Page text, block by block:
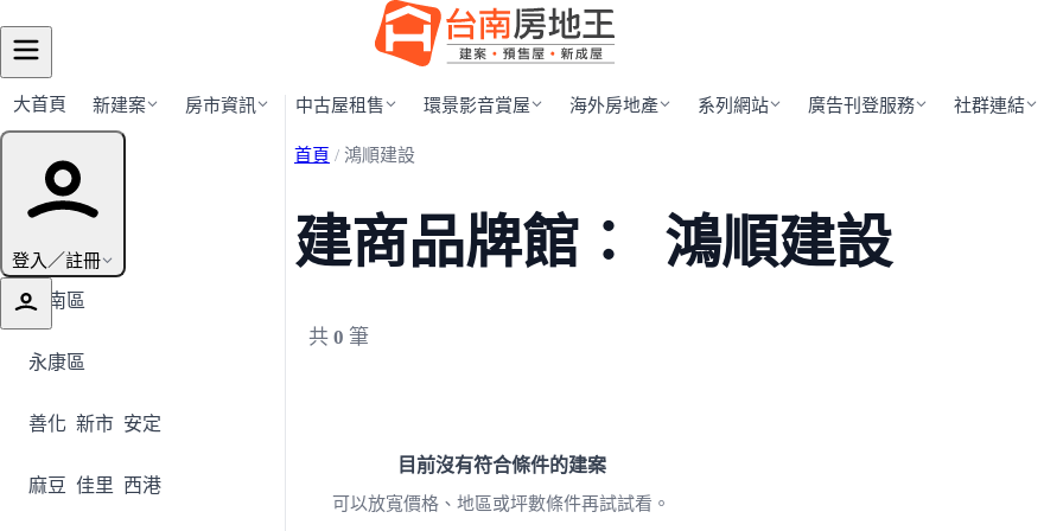
大首頁 新建案 房市資訊 中古屋租售 環景影音賞屋 海外房地產 系列網站 廣告刊登服務 社群連結
登入／註冊
行政區導覽
安南區
永康區
善化 新市 安定
麻豆 佳里 西港
首頁 / 鴻順建設
建商品牌館： 鴻順建設
共 0 筆
目前沒有符合條件的建案
可以放寬價格、地區或坪數條件再試試看。